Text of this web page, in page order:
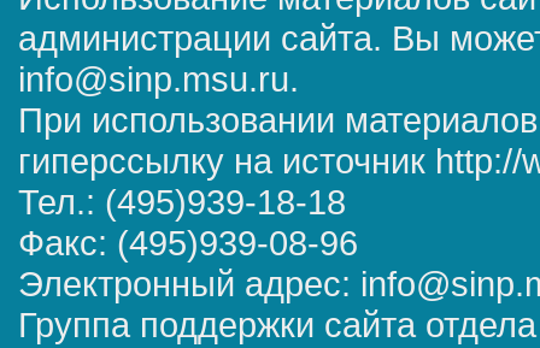
администрации сайта. Вы
info@sinp.msu.ru.
При использовании
гиперссылку на источник
Тел.: (495)939-18-18
Факс: (495)939-08-96
Электронный адрес:
Группа поддержки сайта